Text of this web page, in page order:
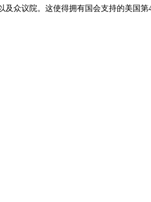
众议院。这使得拥有国会支持的美国